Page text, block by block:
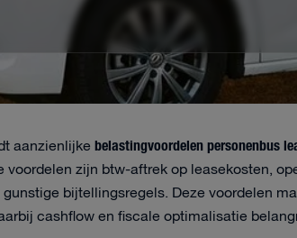
aanzienlijke belastingvoordelen personenbus
zijn btw-aftrek op leasekosten,
bijtellingsregels. Deze voordelen
cashflow en fiscale optimalisatie